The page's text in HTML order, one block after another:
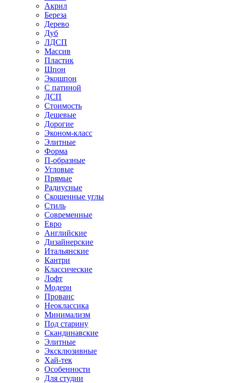
Акрил
Береза
Дерево
Дуб
ЛДСП
Массив
Пластик
Шпон
Экошпон
С патиной
ДСП
Стоимость
Дешевые
Дорогие
Эконом-класс
Элитные
Форма
П-образные
Угловые
Прямые
Радиусные
Скошенные углы
Стиль
Современные
Евро
Английские
Дизайнерские
Итальянские
Кантри
Классические
Лофт
Модерн
Прованс
Неоклассика
Минимализм
Под старину
Скандинавские
Элитные
Эксклюзивные
Хай-тек
Особенности
Для студии